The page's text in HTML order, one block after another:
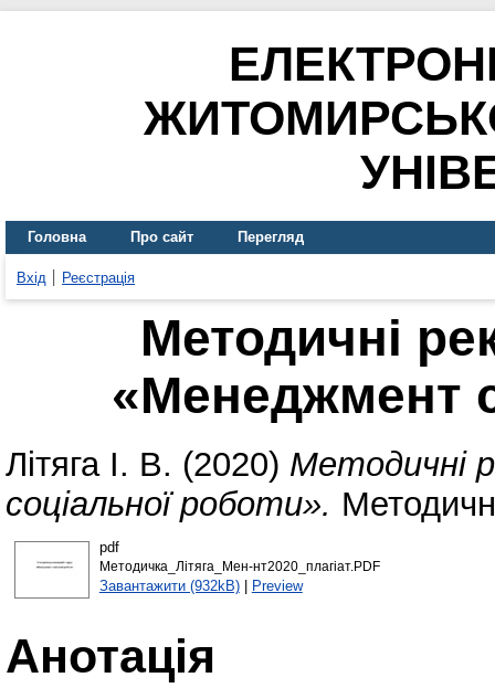
Головна Про сайт Перегляд
Вхід Реєстрація
Методичні
«Менеджмент
Літяга І. В. (2020) Методичні
соціальної роботи».
pdf
Методичка_Літяга_Мен-нт2020_плагіат.PDF
Завантажити (932kB)| Preview
Анотація